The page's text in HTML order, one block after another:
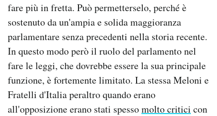
fare più in fretta. Può permetterselo, perché è
sostenuto da un'ampia e solida maggioranza
parlamentare senza precedenti nella storia recente.
In questo modo però il ruolo del parlamento nel
fare le leggi, che dovrebbe essere la sua principale
funzione, è fortemente limitato. La stessa Meloni e
Fratelli d'Italia peraltro quando erano
all'opposizione erano stati spessomolto critici con